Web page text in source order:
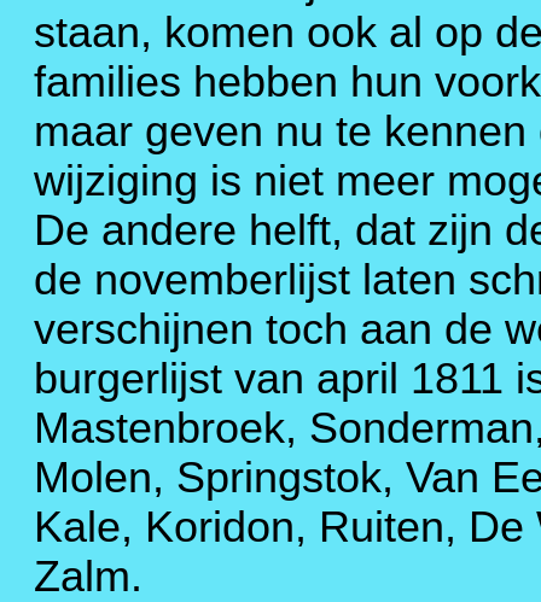
staan, komen ook al op
families hebben hun
maar geven nu te
wijziging is niet meer
De andere helft, dat zijn
de novemberlijst laten
verschijnen toch aan de
burgerlijst van april 1811
Mastenbroek,
Molen, Springstok, Van
Kale, Koridon, Ruiten,
Zalm.